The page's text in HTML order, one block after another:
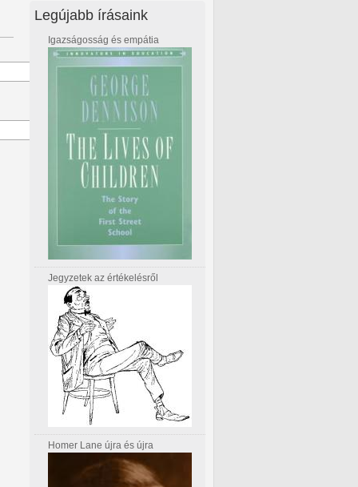
Legújabb írásaink
Igazságosság és empátia
Jegyzetek az értékelésről
Homer Lane újra és újra